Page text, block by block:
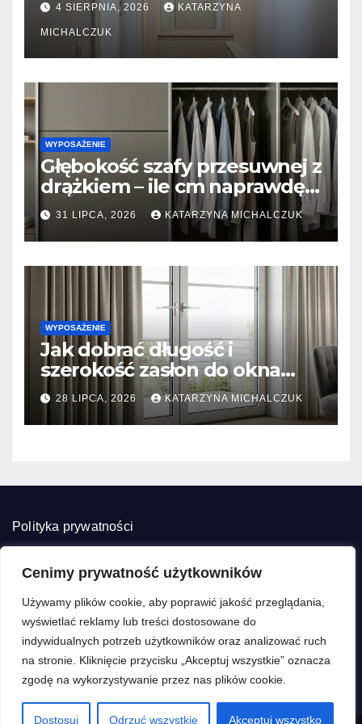
Cenimy prywatność użytkowników
Używamy plików cookie, aby poprawić jakość przeglądania,
wyświetlać reklamy lub treści dostosowane do
indywidualnych potrzeb użytkowników oraz analizować ruch
na stronie. Kliknięcie przycisku „Akceptuj wszystkie” oznacza
zgodę na wykorzystywanie przez nas plików cookie.
Dostosuj Odrzuć wszystkie Akceptuj wszystko
płytkimi meblami
4 SIERPNIA, 2026 KATARZYNA
MICHALCZUK
WYPOSAŻENIE
Głębokość szafy przesuwnej z
drążkiem – ile cm naprawdę
potrzeba, żeby ubrania się nie
gniotły?
31 LIPCA, 2026 KATARZYNA MICHALCZUK
WYPOSAŻENIE
Jak dobrać długość i
szerokość zasłon do okna
tarasowego? Prosty
kalkulator marszczenia
28 LIPCA, 2026 KATARZYNA MICHALCZUK
Polityka prywatności
Decore Home
Dekorujemy z pasją, remontujemy z głową